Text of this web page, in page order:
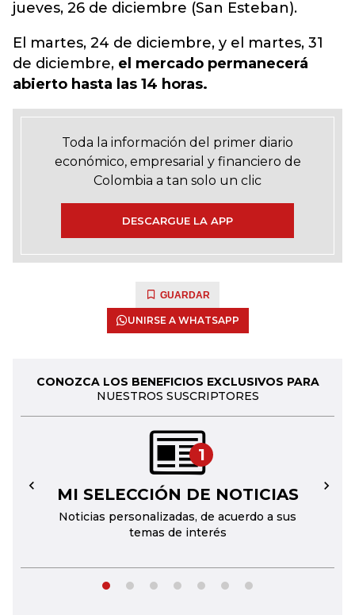
jueves, 26 de diciembre (San Esteban).
El martes, 24 de diciembre, y el martes, 31
de diciembre, el mercado permanecerá
abierto hasta las 14 horas.
Toda la información del primer diario
económico, empresarial y financiero de
Colombia a tan solo un clic
DESCARGUE LA APP
GUARDAR
UNIRSE A WHATSAPP
CONOZCA LOS BENEFICIOS EXCLUSIVOS PARA
NUESTROS SUSCRIPTORES
1
MI SELECCIÓN DE NOTICIAS
Noticias personalizadas, de acuerdo a sus
temas de interés
← →